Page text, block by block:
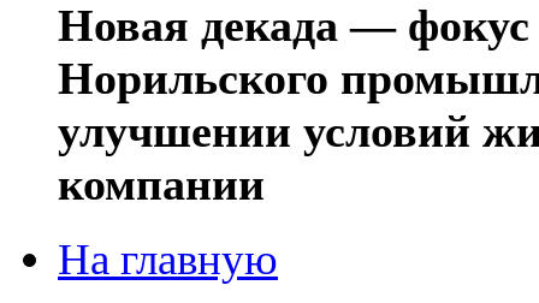
Новая декада — фокус
Норильского
улучшении условий
компании
На главную